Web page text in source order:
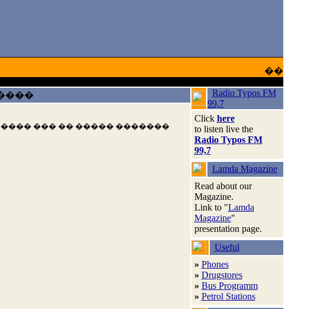
��
��� �� ����� �������
Radio Typos FM
99,7
Click here
to listen live the
Radio Typos FM
99,7
Lamda Magazine
Read about our
Magazine.
Link to "Lamda
Magazine"
presentation page.
Useful
» Phones
» Drugstores
» Bus Programm
» Petrol Stations